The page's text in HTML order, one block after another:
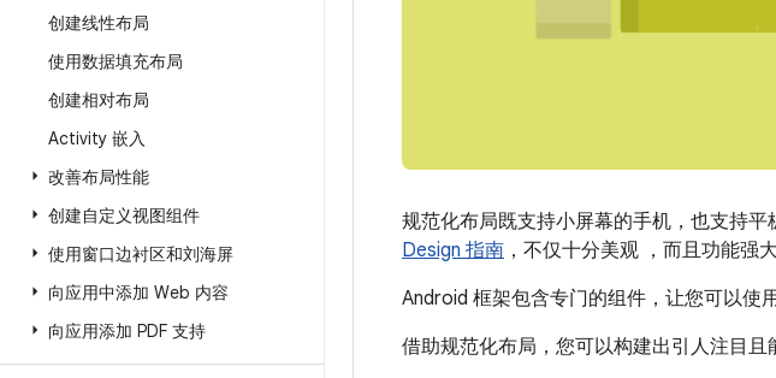
创建线性布局
使用数据填充布局
创建相对布局
Activity 嵌入
改善布局性能
创建自定义视图组件
使用窗口边衬区和刘海屏
向应用中添加 Web 内容
向应用添加 PDF 支持
规范化布局既支持小屏幕的手机，也支持
Design 指南 ，不仅十分美观 ，而且功能强大
Android 框架包含专门的组件，让您可以使
借助规范化布局，您可以构建出引人注目且